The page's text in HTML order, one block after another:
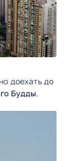
доехать до
Будды.